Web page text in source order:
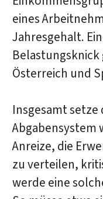
eines
Jahresgehalt.
Belastungsknick
Österreich und
Insgesamt
Abgabensystem
Anreize, die
zu verteilen,
werde eine